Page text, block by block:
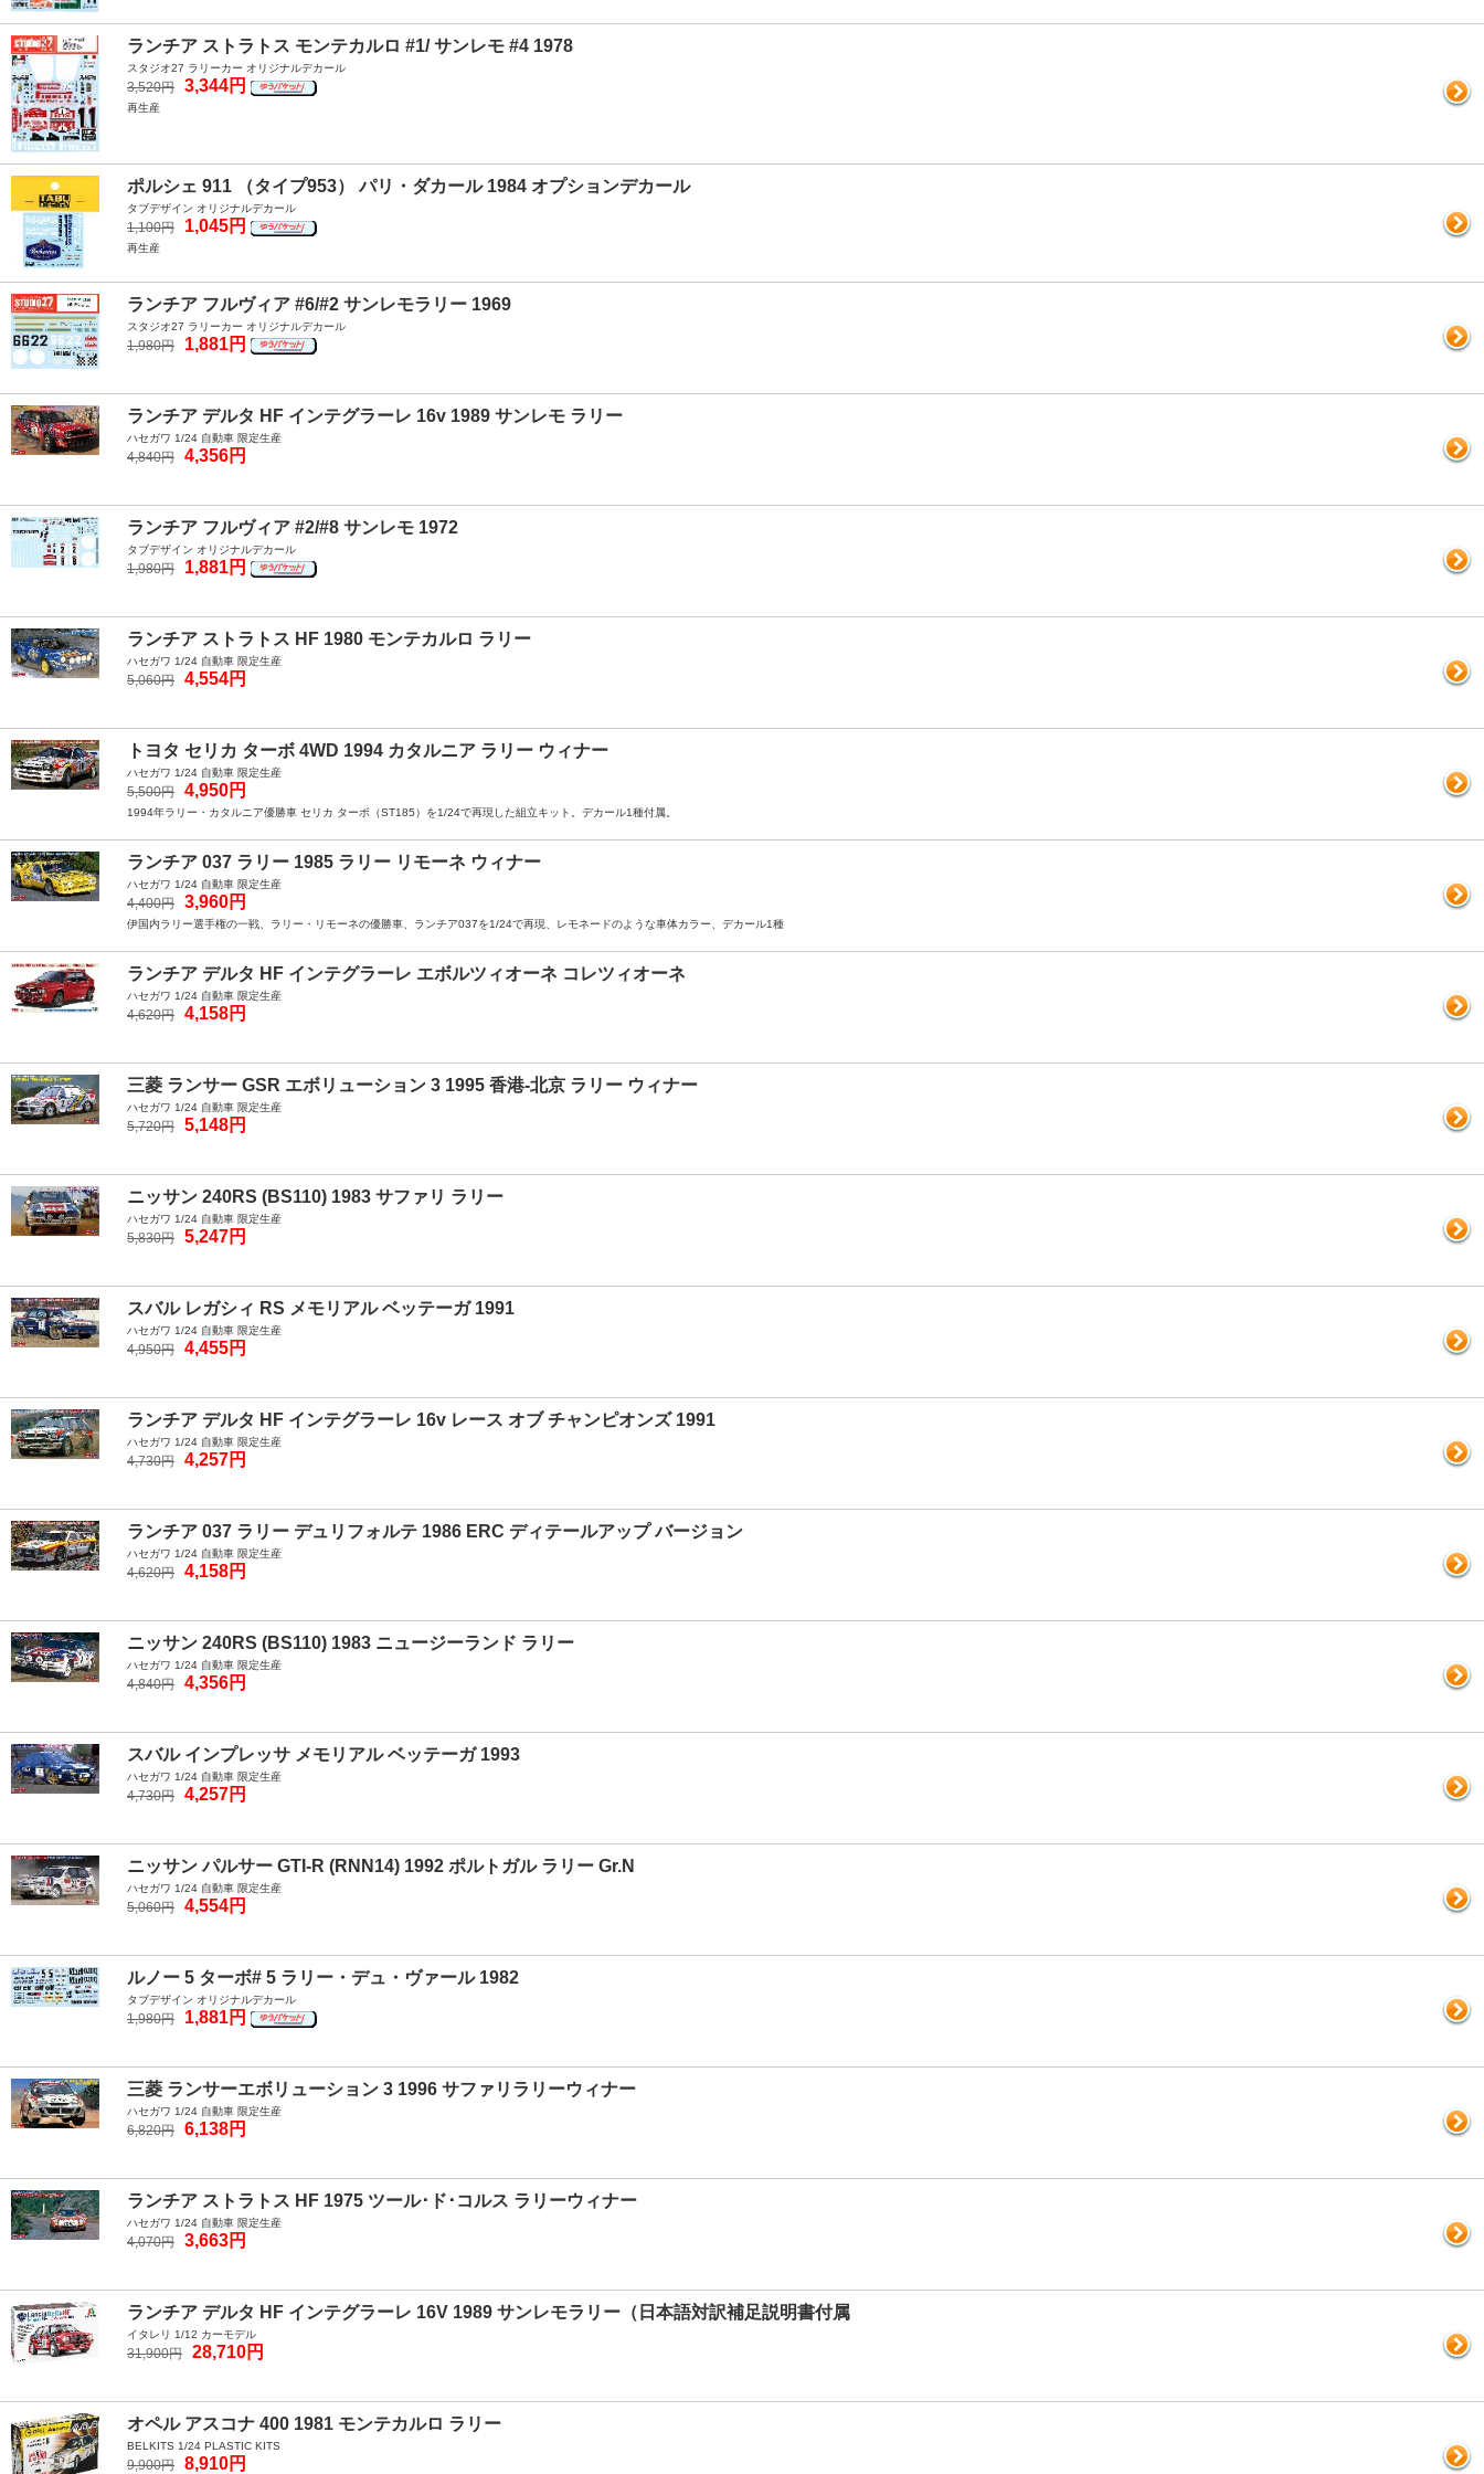
ランチア ストラトス モンテカルロ #1/ サンレモ #4 1978
スタジオ27 ラリーカー オリジナルデカール
3,520円 3,344円
再生産
ポルシェ 911 （タイプ953） パリ・ダカール 1984 オプションデカール
タブデザイン オリジナルデカール
1,100円 1,045円
再生産
ランチア フルヴィア #6/#2 サンレモラリー 1969
スタジオ27 ラリーカー オリジナルデカール
1,980円 1,881円
ランチア デルタ HF インテグラーレ 16v 1989 サンレモ ラリー
ハセガワ 1/24 自動車 限定生産
4,840円 4,356円
ランチア フルヴィア #2/#8 サンレモ 1972
タブデザイン オリジナルデカール
1,980円 1,881円
ランチア ストラトス HF 1980 モンテカルロ ラリー
ハセガワ 1/24 自動車 限定生産
5,060円 4,554円
トヨタ セリカ ターボ 4WD 1994 カタルニア ラリー ウィナー
ハセガワ 1/24 自動車 限定生産
5,500円 4,950円
1994年ラリー・カタルニア優勝車 セリカ ターボ（ST185）を1/24で再現した組立キット。デカール1種付属。
ランチア 037 ラリー 1985 ラリー リモーネ ウィナー
ハセガワ 1/24 自動車 限定生産
4,400円 3,960円
伊国内ラリー選手権の一戦、ラリー・リモーネの優勝車、ランチア037を1/24で再現、レモネードのような車体カラー、デカール1種
ランチア デルタ HF インテグラーレ エボルツィオーネ コレツィオーネ
ハセガワ 1/24 自動車 限定生産
4,620円 4,158円
三菱 ランサー GSR エボリューション 3 1995 香港-北京 ラリー ウィナー
ハセガワ 1/24 自動車 限定生産
5,720円 5,148円
ニッサン 240RS (BS110) 1983 サファリ ラリー
ハセガワ 1/24 自動車 限定生産
5,830円 5,247円
スバル レガシィ RS メモリアル ベッテーガ 1991
ハセガワ 1/24 自動車 限定生産
4,950円 4,455円
ランチア デルタ HF インテグラーレ 16v レース オブ チャンピオンズ 1991
ハセガワ 1/24 自動車 限定生産
4,730円 4,257円
ランチア 037 ラリー デュリフォルテ 1986 ERC ディテールアップ バージョン
ハセガワ 1/24 自動車 限定生産
4,620円 4,158円
ニッサン 240RS (BS110) 1983 ニュージーランド ラリー
ハセガワ 1/24 自動車 限定生産
4,840円 4,356円
スバル インプレッサ メモリアル ベッテーガ 1993
ハセガワ 1/24 自動車 限定生産
4,730円 4,257円
ニッサン パルサー GTI-R (RNN14) 1992 ポルトガル ラリー Gr.N
ハセガワ 1/24 自動車 限定生産
5,060円 4,554円
ルノー 5 ターボ# 5 ラリー・デュ・ヴァール 1982
タブデザイン オリジナルデカール
1,980円 1,881円
三菱 ランサーエボリューション 3 1996 サファリラリーウィナー
ハセガワ 1/24 自動車 限定生産
6,820円 6,138円
ランチア ストラトス HF 1975 ツール･ド･コルス ラリーウィナー
ハセガワ 1/24 自動車 限定生産
4,070円 3,663円
ランチア デルタ HF インテグラーレ 16V 1989 サンレモラリー（日本語対訳補足説明書付属
イタレリ 1/12 カーモデル
31,900円 28,710円
オペル アスコナ 400 1981 モンテカルロ ラリー
BELKITS 1/24 PLASTIC KITS
9,900円 8,910円